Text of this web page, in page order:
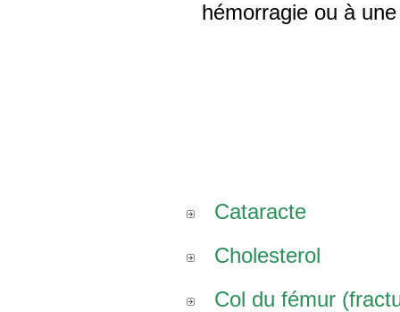
hémorragie ou à
Cataracte
Cholesterol
Col du fémur